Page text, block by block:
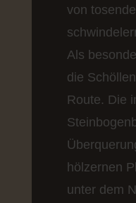
von
Als
die
Route. Die
hölzernen
unter dem